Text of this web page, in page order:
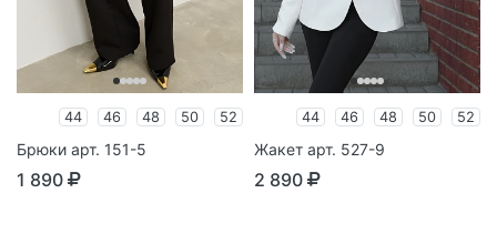
44 46 48 50 52
Брюки арт. 151-5
1 890
44 46 48 50 52
Жакет арт. 527-9
2 890